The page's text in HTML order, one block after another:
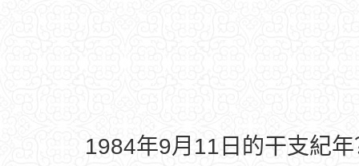
1984年9月11日的干支紀年